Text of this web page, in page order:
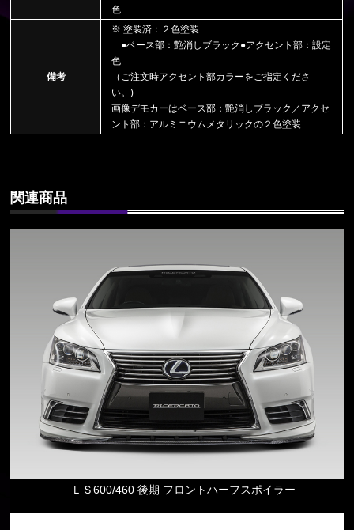
色
備考
※ 塗装済：２色塗装
●ベース部：艶消しブラック●アクセント部：設定
色
（ご注文時アクセント部カラーをご指定くださ
い。)
画像デモカーはベース部：艶消しブラック／アクセ
ント部：アルミニウムメタリックの２色塗装
関連商品
ＬＳ600/460 後期 フロントハーフスポイラー